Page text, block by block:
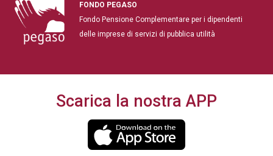
FONDO PEGASO
Fondo Pensione Complementare per i dipendenti
delle imprese di servizi di pubblica utilità
Scarica la nostra APP